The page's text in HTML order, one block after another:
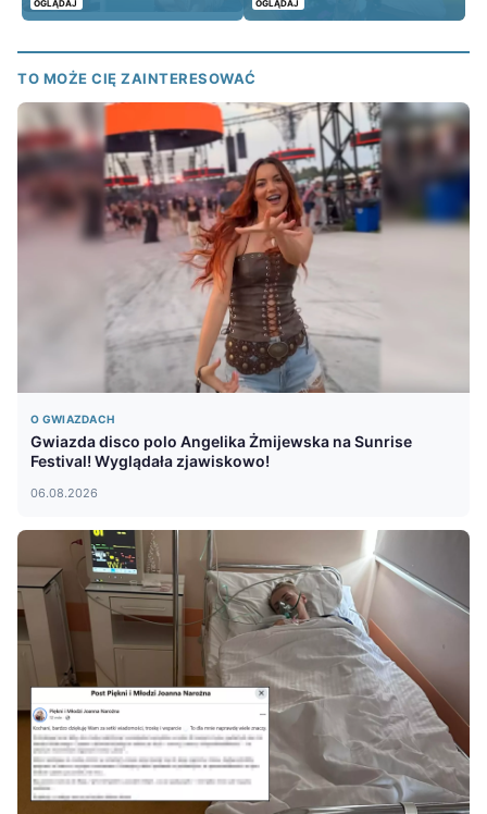
OGLĄDAJ OGLĄDAJ
TO MOŻE CIĘ ZAINTERESOWAĆ
O GWIAZDACH
Gwiazda disco polo Angelika Żmijewska na Sunrise
Festival! Wyglądała zjawiskowo!
06.08.2026